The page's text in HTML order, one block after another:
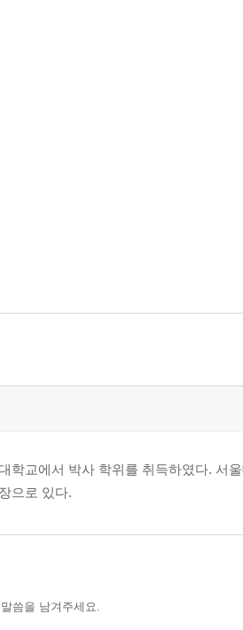
학교에서 박사 학위를 취득하였다. 서
으로 있다.
씀을 남겨주세요.